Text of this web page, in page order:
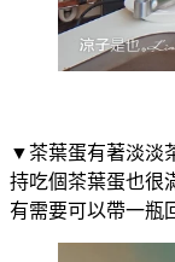
▼茶葉蛋有著淡淡
持吃個茶葉蛋也很
有需要可以帶一瓶